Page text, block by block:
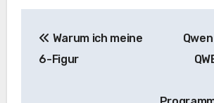
Navigation
Warum ich meine
6-Figur